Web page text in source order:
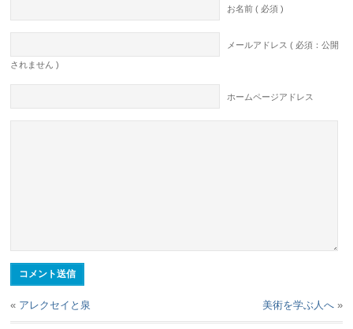
お名前 ( 必須 )
メールアドレス ( 必須：公開
されません )
ホームページアドレス
« アレクセイと泉 美術を学ぶ人へ»